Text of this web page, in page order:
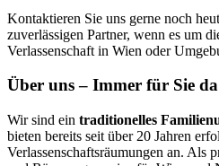
Kontaktieren Sie uns gerne noch
zuverlässigen Partner, wenn es um
Verlassenschaft in Wien oder
Über uns – Immer für Sie da
Wir sind ein traditionelles
bieten bereits seit über 20 Jahren
Verlassenschaftsräumungen an. Als